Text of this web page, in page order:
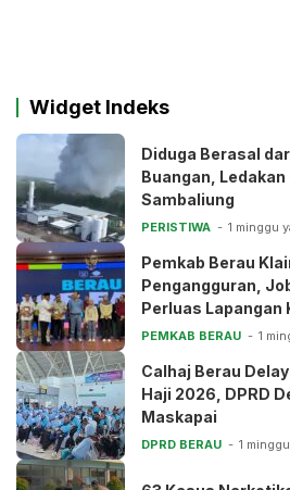
Widget Indeks
Diduga Berasal
Buangan,
Sambaliung
PERISTIWA 1 minggu
Pemkab Berau
Pengangguran,
Perluas Lapangan
PEMKAB BERAU 1
Calhaj Berau
Haji 2026, DPRD
Maskapai
DPRD BERAU 1